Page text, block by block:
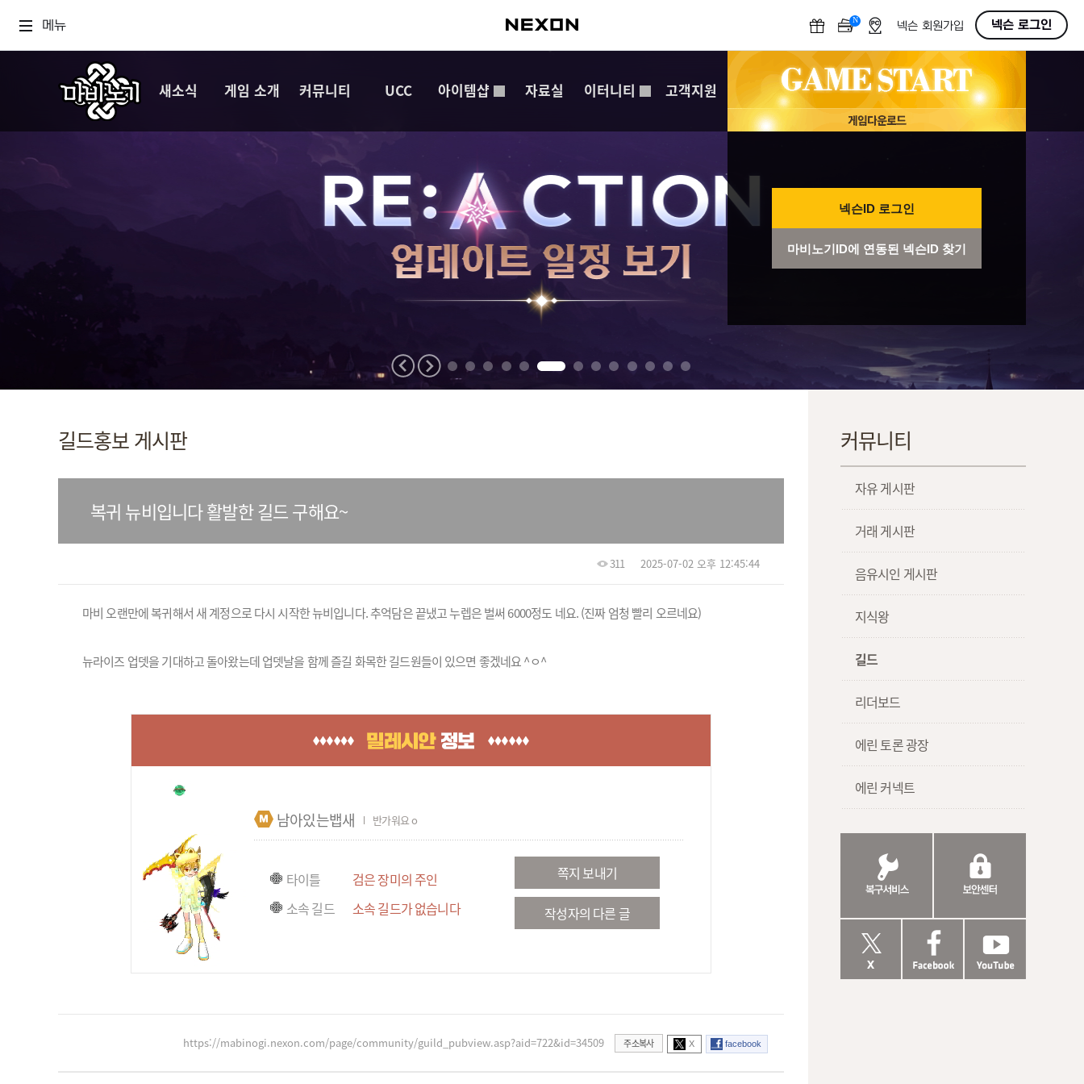
메뉴 N OFF넥슨 회원가입 넥슨 로그인
새소식 게임 소개 커뮤니티 UCC 아이템샵 자료실 이터니티 고객지원
넥슨ID 로그인
마비노기ID에 연동된 넥슨ID 찾기
길드홍보 게시판
복귀 뉴비입니다 활발한 길드 구해요~
311 2025-07-02 오후 12:45:44
마비 오랜만에 복귀해서 새 계정으로 다시 시작한 뉴비입니다. 추억담은 끝냈고 누렙은 벌써 6000정도 네요. (진짜 엄청 빨리 오르네요)
뉴라이즈 업뎃을 기대하고 돌아왔는데 업뎃날을 함께 즐길 화목한 길드원들이 있으면 좋겠네요 ^ㅇ^
남아있는뱁새 반가워요 o
타이틀
검은 장미의 주인
소속 길드
소속 길드가 없습니다
쪽지 보내기
작성자의 다른 글
https://mabinogi.nexon.com/page/community/guild_pubview.asp?aid=722&id=34509 주소복사 X facebook
커뮤니티
자유 게시판
거래 게시판
음유시인 게시판
지식왕
길드
리더보드
에린 토론 광장
에린 커넥트